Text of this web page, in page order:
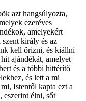
azt hangsúlyozta,
ezeréves
amelyekért
király és az
kell őrizni, és kiállni
ajándékát, amelyet
és a többi hittérítő
és lett a mi
Istentől kapta ezt a
eszerint élni, sőt